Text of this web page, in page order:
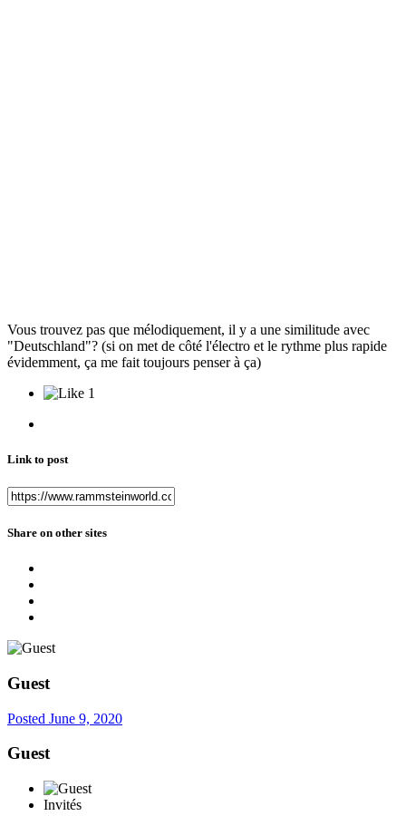
Vous trouvez pas que mélodiquement, il y a une similitude avec
"Deutschland"? (si on met de côté l'électro et le rythme plus rapide
évidemment, ça me fait toujours penser à ça)
1
Link to post
Share on other sites
Guest
Posted June 9, 2020
Guest
Invités